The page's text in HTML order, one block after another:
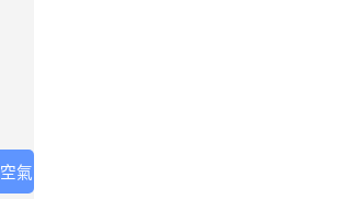
空氣